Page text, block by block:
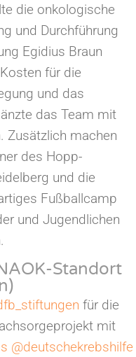
die onkologische
und Durchführung
Egidius Braun
für die
und das
das Team mit
Zusätzlich machen
des Hopp-
und die
Fußballcamp
und Jugendlichen
Standort
für die
mit
@deutschekrebshilfe